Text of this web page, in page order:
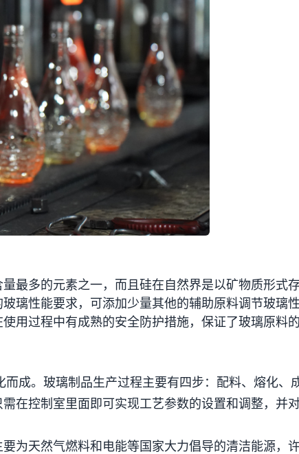
最多的元素之一，而且硅在自然界是以矿物质形式
璃性能要求，可添加少量其他的辅助原料调节玻璃
用过程中有成熟的安全防护措施，保证了玻璃原料的
而成。玻璃制品生产过程主要有四步：配料、熔化、
在控制室里面即可实现工艺参数的设置和调整，并
为天然气燃料和电能等国家大力倡导的清洁能源，